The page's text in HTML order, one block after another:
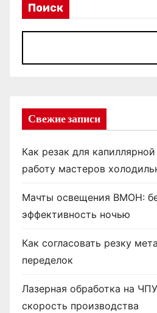
Поиск
Свежие записи
Как резак для
работу мастеров
Мачты освещения ВМОН:
эффективность ночью
Как согласовать резку
переделок
Лазерная обработка на
скорость производства